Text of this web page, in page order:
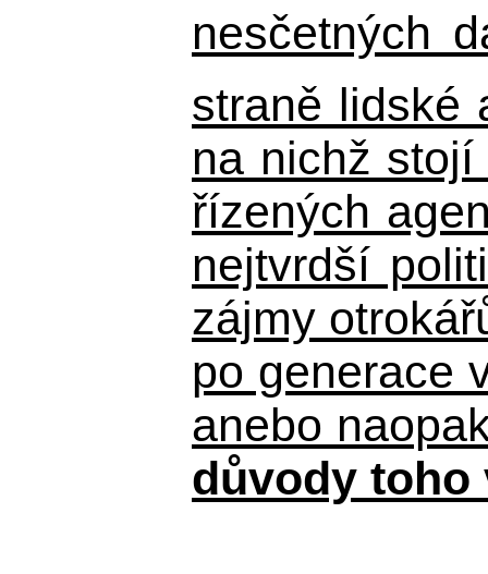
nesčetných
straně lidské
na nichž
řízených
nejtvrdší
zájmy
po generace
anebo
důvody toho